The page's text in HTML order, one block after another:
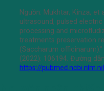
Nguồn: Mukhtar, Kinza, et
ultrasound, pulsed
processing and
treatments preservation
(Saccharum officinarum).”
(2022): 106194. Đường
https://